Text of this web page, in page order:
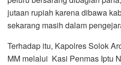
jutaan rupiah karena dibawa
sekarang masih dalam
Terhadap itu, Kapolres Solok
MM melalui Kasi Penmas Iptu